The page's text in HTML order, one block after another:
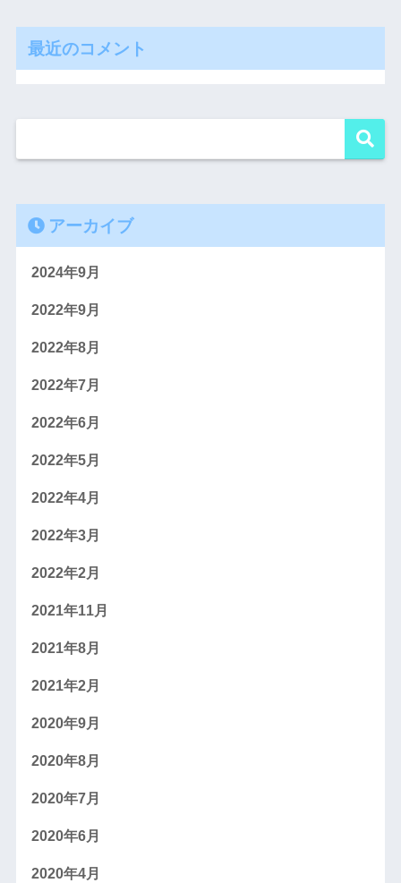
最近のコメント
アーカイブ
2024年9月
2022年9月
2022年8月
2022年7月
2022年6月
2022年5月
2022年4月
2022年3月
2022年2月
2021年11月
2021年8月
2021年2月
2020年9月
2020年8月
2020年7月
2020年6月
2020年4月